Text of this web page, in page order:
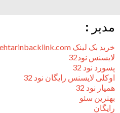
مدیر :
خرید بک لینک behtarinbacklink.com
لایسنس نود32
پسورد نود 32
اوکلی لایسنس رایگان نود 32
همیار نود 32
بهترین سئو
رایگان